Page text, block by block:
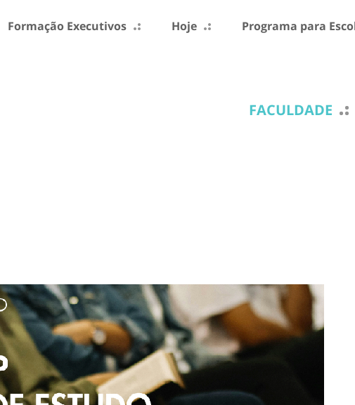
Formação Executivos Hoje Programa para
FACULDADE